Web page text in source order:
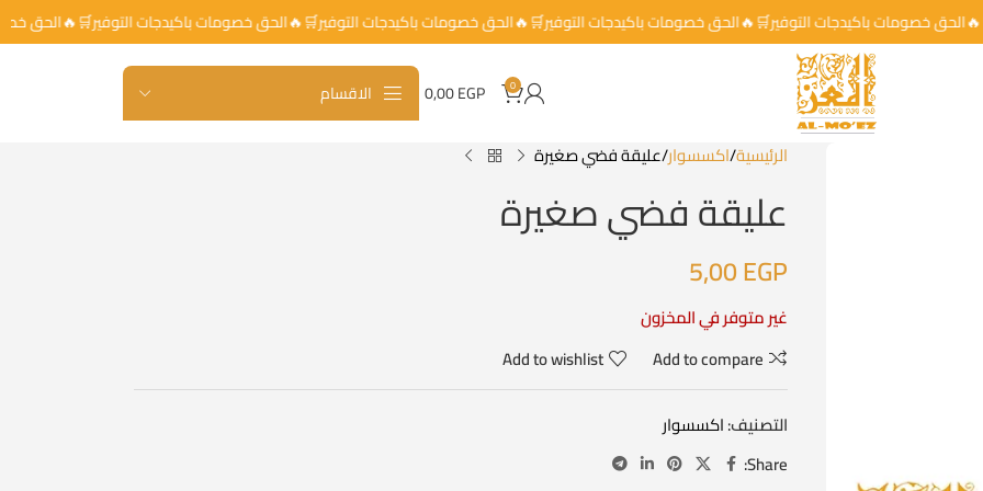
خصومات باكيدجات التوفير🛒🔥الحق خصومات باكيدجات التوفير🛒🔥الحق خصومات باكيدجات التوفير🛒🔥الحق خصومات باكيدجات
0
0,00EGP الاقسام
الرئيسية اكسسوار عليقة فضي صغيرة
عليقة فضي صغيرة
5,00EGP
غير متوفر في المخزون
Add to compare
Add to wishlist
التصنيف:اكسسوار
Share: